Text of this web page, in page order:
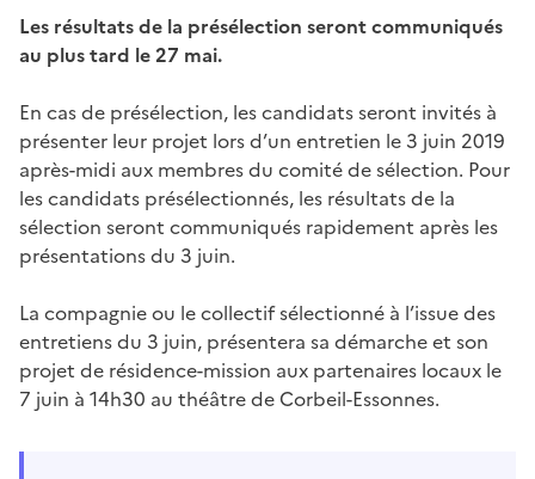
Les résultats de la présélection seront communiqués
au plus tard le 27 mai.
En cas de présélection, les candidats seront invités à
présenter leur projet lors d’un entretien le 3 juin 2019
après-midi aux membres du comité de sélection. Pour
les candidats présélectionnés, les résultats de la
sélection seront communiqués rapidement après les
présentations du 3 juin.
La compagnie ou le collectif sélectionné à l’issue des
entretiens du 3 juin, présentera sa démarche et son
projet de résidence-mission aux partenaires locaux le
7 juin à 14h30 au théâtre de Corbeil-Essonnes.